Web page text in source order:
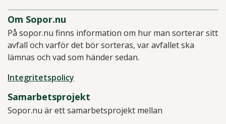
Om Sopor.nu
På sopor.nu finns information om hur man sorterar sitt
avfall och varför det bör sorteras, var avfallet ska
lämnas och vad som händer sedan.
Integritetspolicy
Samarbetsprojekt
Sopor.nu är ett samarbetsprojekt mellan